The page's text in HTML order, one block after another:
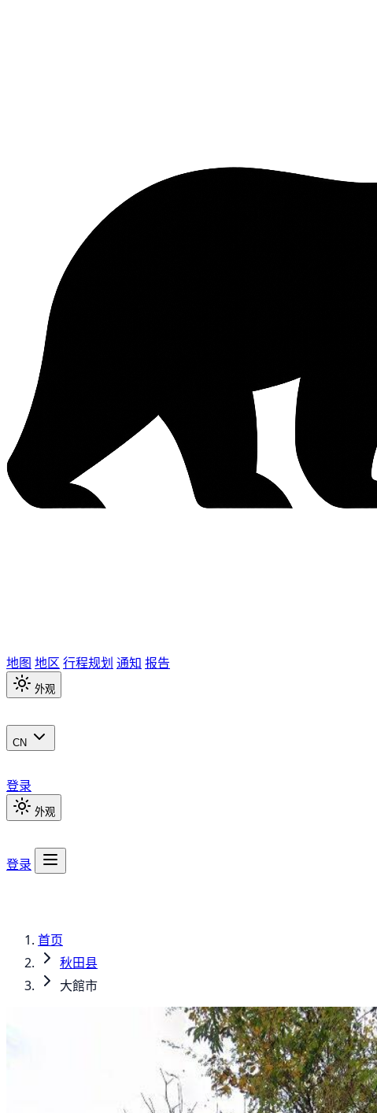
地图 地区 行程规划 通知 报告
外观
CN
登录
外观
登录
首页
秋田县
大館市